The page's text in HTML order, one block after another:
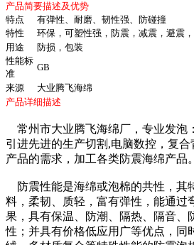
产品简要描述及优势
特点
有弹性、耐磨、韧性强、防碰撞
特性
环保，可塑性强，防震，减震，避震
用途
防损，包装
性能标
准
GB
来源
大业腾飞海绵
产品详细描述
常州市大业腾飞海绵厂，专业发泡
引进先进的生产切割,电脑数控，复
产品的需求，加工各类防震海绵产品
防震性能是海绵或泡棉的共性，其
料，柔韧、质轻，富有弹性，能通过
果，具有保温、防潮、隔热、隔音、
性；并具有价格低应用广等优点，同